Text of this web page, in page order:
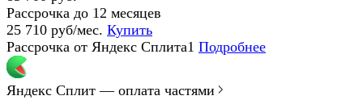
Рассрочка до 12 месяцев
25 710 руб/мес. Купить
Рассрочка от Яндекс Сплита1 Подробнее
Яндекс Сплит — оплата частями